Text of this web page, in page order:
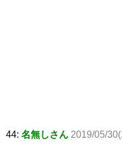
44: 名無しさん 2019/05/